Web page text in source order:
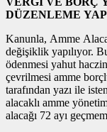
DÜZENLEME
Kanunla, Amme
değişiklik yapılıyor.
ödenmesi yahut
çevrilmesi amme
tarafından yazı ile
alacaklı amme
alacağı 72 ayı